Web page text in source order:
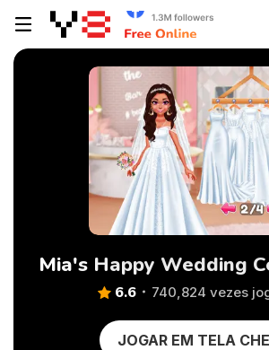
Mia's Happy Wedding
6.6 740,824 vezes
JOGAR EM TELA